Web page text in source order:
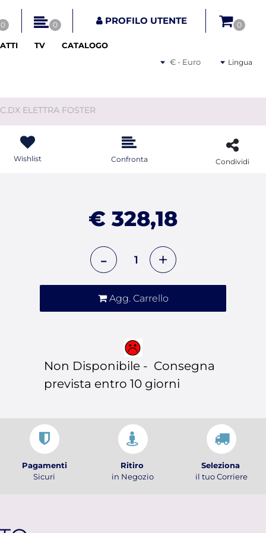
disponibili.
0 0 PROFILO UTENTE 0
TV CATALOGO
Seleziona una valutaLingua
ELETTRA FOSTER
Wishlist Confronta Condividi
€ 328,18
Agg. Carrello
Non Disponibile - Consegna
prevista entro 10 giorni
Pagamenti
Sicuri
Ritiro
in Negozio
Seleziona
il tuo Corriere